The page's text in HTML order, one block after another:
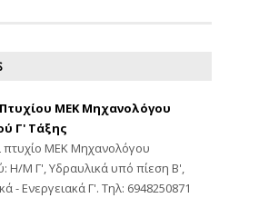
ΜΕΚ Μηχανολόγου
Γ' Τάξης
πτυχίο ΜΕΚ Μηχανολόγου
Η/Μ Γ', Υδραυλικά υπό πίεση Β',
- Ενεργειακά Γ'. Τηλ: 6948250871